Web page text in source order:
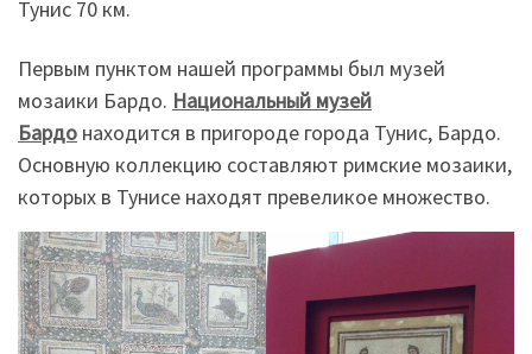
Тунис 70 км.
Первым пунктом нашей программы был музей
мозаики Бардо. Национальный музей
Бардо находится в пригороде города Тунис, Бардо.
Основную коллекцию составляют римские мозаики,
которых в Тунисе находят превеликое множество.